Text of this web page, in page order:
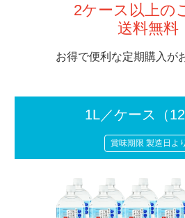
2ケース以上の
送料無料
お得で便利な定期購入が
1L／ケース （
賞味期限 製造日よ